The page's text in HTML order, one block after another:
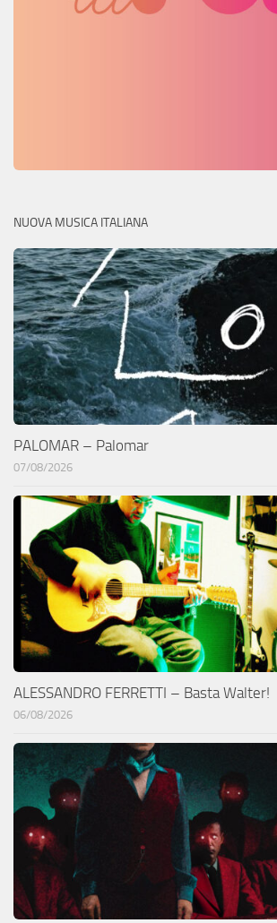
NUOVA MUSICA ITALIANA
PALOMAR – Palomar
07/08/2026
ALESSANDRO FERRETTI – Basta Walter!
06/08/2026